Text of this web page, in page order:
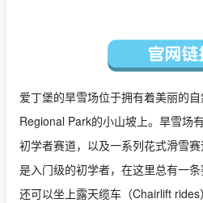
爱丁堡的旱雪场位于拥有着美丽的
Regional Park的小山坡上。旱雪场
初学者赛道，以及一系列花式滑雪
是入门级的初学者，在这里总有一
还可以坐上露天缆车（Chairlift